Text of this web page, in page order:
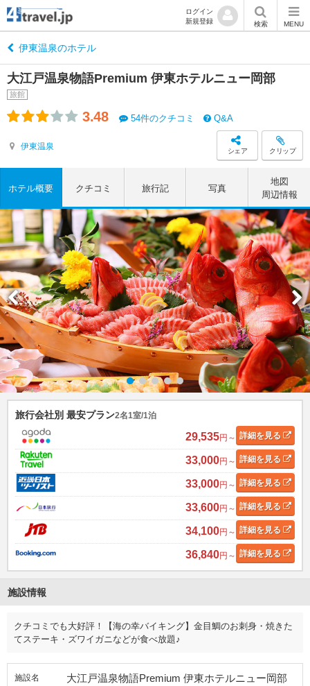
ログイン
新規登録
検索 MENU
伊東温泉のホテル
大江戸温泉物語Premium 伊東ホテルニュー岡部
旅館
3.48 54件のクチコミ Q&A
伊東温泉 シェア クリップ
ホテル概要 クチコミ 旅行記 写真
地図
周辺情報
旅行会社別 最安プラン2名1室/1泊
29,535円～ 詳細を見る
33,000円～ 詳細を見る
33,000円～ 詳細を見る
33,600円～ 詳細を見る
34,100円～ 詳細を見る
36,840円～ 詳細を見る
施設情報
クチコミでも大好評！【海の幸バイキング】金目鯛のお刺身・焼きた
てステーキ・ズワイガニなどが食べ放題♪
施設名 大江戸温泉物語Premium 伊東ホテルニュー岡部